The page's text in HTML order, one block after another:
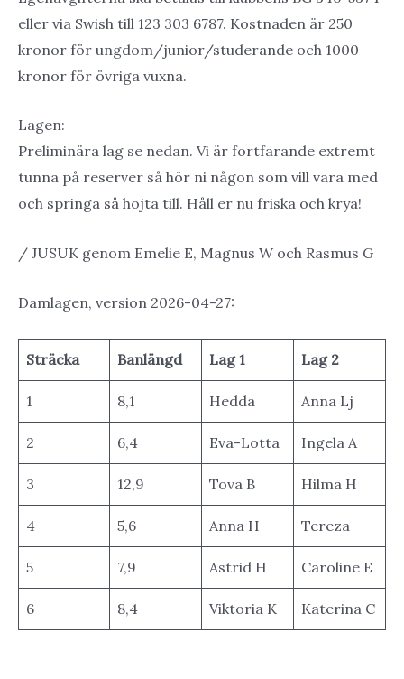
eller via Swish till 123 303 6787. Kostnaden är 250
kronor för ungdom/junior/studerande och 1000
kronor för övriga vuxna.
Lagen:
Preliminära lag se nedan. Vi är fortfarande extremt
tunna på reserver så hör ni någon som vill vara med
och springa så hojta till. Håll er nu friska och krya!
/ JUSUK genom Emelie E, Magnus W och Rasmus G
Damlagen, version 2026-04-27:
Sträcka Banlängd Lag 1 Lag 2
1 8,1 Hedda Anna Lj
2 6,4 Eva-Lotta Ingela A
3 12,9 Tova B Hilma H
4 5,6 Anna H Tereza
5 7,9 Astrid H Caroline E
6 8,4 Viktoria K Katerina C